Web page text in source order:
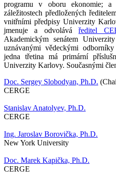
programu v oboru ekonomie;
a
záležitostech předložených
vnitřními předpisy Univerzity
jmenuje a odvoláváředitel
Akademickým senátem
uznávanými vědeckými
jedna třetina má primární
Univerzity Karlovy. Současnými
Doc. Sergey Slobodyan, Ph.D.
CERGE
Stanislav Anatolyev, Ph.D.
CERGE
Ing. Jaroslav Borovička, Ph.D.
New York University
Doc. Marek Kapička, Ph.D.
CERGE